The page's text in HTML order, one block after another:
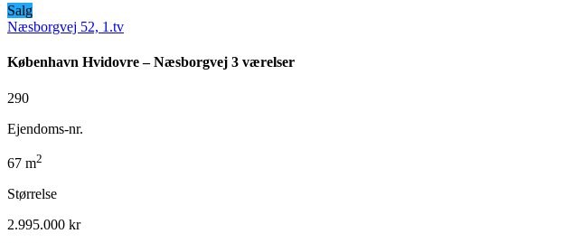
Salg
Næsborgvej 52, 1.tv
København Hvidovre – Næsborgvej 3 værelser
290
Ejendoms-nr.
67 m2
Størrelse
2.995.000 kr